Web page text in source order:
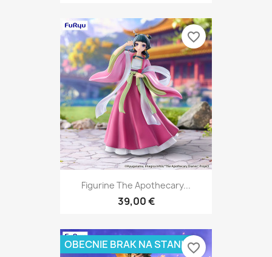
Figurine The Apothecary...
39,00 €
favorite_border
OBECNIE BRAK NA STANIEfavorite_border